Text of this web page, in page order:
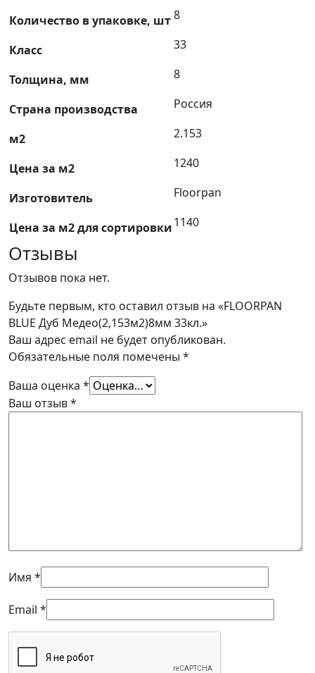
Количество в упаковке, шт8
Класс 33
Толщина, мм 8
Страна производства Россия
м2 2.153
Цена за м2 1240
Изготовитель Floorpan
Цена за м2 для сортировки1140
Отзывы
Отзывов пока нет.
Будьте первым, кто оставил отзыв на «FLOORPAN
BLUE Дуб Медео(2,153м2)8мм 33кл.»
Ваш адрес email не будет опубликован.
Обязательные поля помечены *
Ваша оценка *
Ваш отзыв*
Имя *
Email *